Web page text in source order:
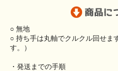
○ 無地
○ 持ち手は丸軸でクルクル回せま
す。）
・発送までの手順